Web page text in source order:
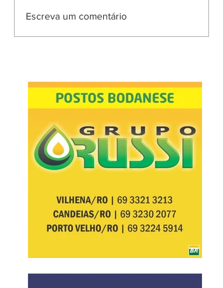
Escreva um comentário